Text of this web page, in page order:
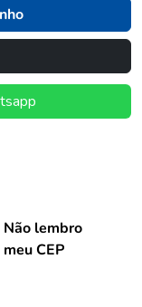
Não lembro
meu CEP